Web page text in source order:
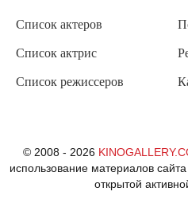
Список актеров
Список актрис
Список режиссеров
© 2008 - 2026
использование материалов
открытой